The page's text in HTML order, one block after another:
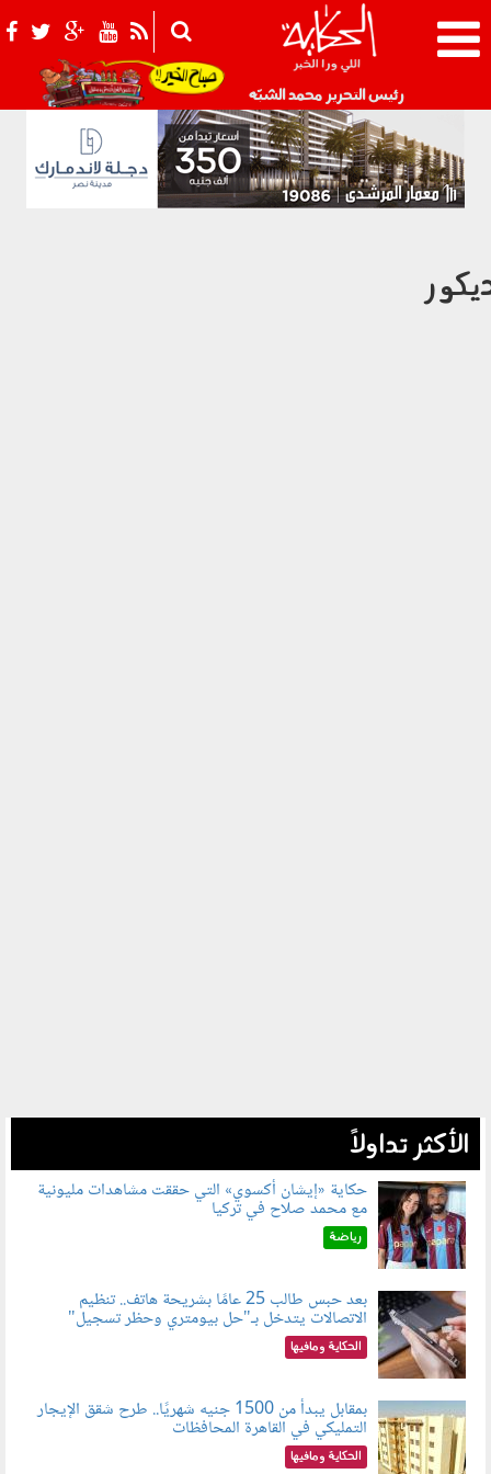
رئيس التحرير محمد الشبّه 021_2.png
الأكثر تداولاً
080802.jpg
حكاية «إيشان أكسوي» التي حققت مشاهدات مليونية
مع محمد صلاح في تركيا
رياضة
080803.jpg
بعد حبس طالب 25 عامًا بشريحة هاتف.. تنظيم
الاتصالات يتدخل بـ"حل بيومتري وحظر تسجيل"
الحكاية ومافيها
080801.jpg
بمقابل يبدأ من 1500 جنيه شهريًا.. طرح شقق الإيجار
التمليكي في القاهرة المحافظات
الحكاية ومافيها